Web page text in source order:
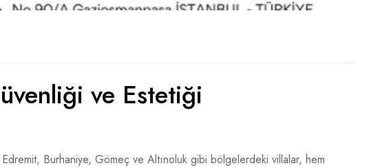
ve Estetiği
Burhaniye, Gömeç ve Altınoluk gibi bölgelerdeki villalar, hem